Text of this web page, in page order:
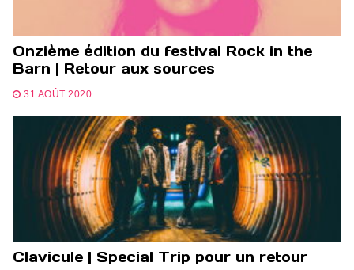
Onzième édition du festival Rock in the
Barn | Retour aux sources
31 AOÛT 2020
Clavicule | Special Trip pour un retour